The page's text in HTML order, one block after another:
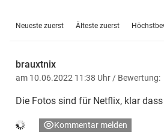
Neueste zuerst Älteste zuerst
brauxtnix
am 10.06.2022 11:38 Uhr / Bewertung:
Die Fotos sind für Netflix, klar
Kommentar melden